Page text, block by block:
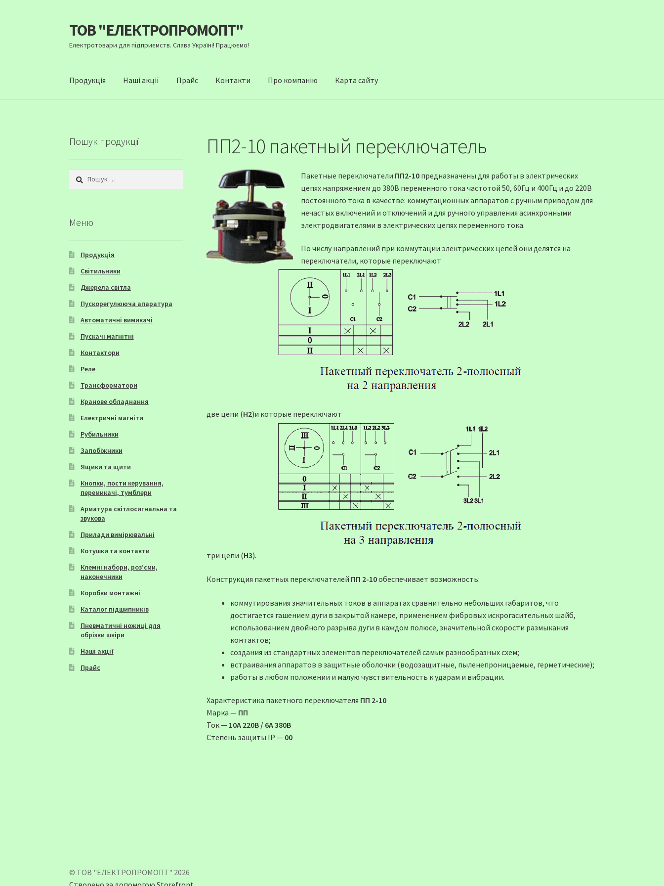
Перейти
до
навігації
Перейти
до
вмісту
ТОВ "ЕЛЕКТРОПРОМОПТ"
Електротовари для підприємств. Слава Україні! Працюємо!
Продукція Наші акції Прайс Контакти Про компанію Карта сайту
ПП2-10 пакетный переключатель
Пакетные переключатели ПП2-10предназначены для работы в электрических
цепях напряжением до 380В переменного тока частотой 50, 60Гц и 400Гц и до 220В
постоянного тока в качестве: коммутационных аппаратов с ручным приводом для
нечастых включений и отключений и для ручного управления асинхронными
электродвигателями в электрических цепях переменного тока.
По числу направлений при коммутации электрических цепей они делятся на
переключатели, которые переключают
две цепи (Н2)и которые переключают
три цепи (Н3).
Конструкция пакетных переключателей ПП 2-10обеспечивает возможность:
коммутирования значительных токов в аппаратах сравнительно небольших габаритов, что
достигается гашением дуги в закрытой камере, применением фибровых искрогасительных шайб,
использованием двойного разрыва дуги в каждом полюсе, значительной скорости размыкания
контактов;
создания из стандартных элементов переключателей самых разнообразных схем;
встраивания аппаратов в защитные оболочки (водозащитные, пыленепроницаемые, герметические);
работы в любом положении и малую чувствительность к ударам и вибрации.
Характеристика пакетного переключателя ПП 2-10
Марка — ПП
Ток — 10А 220В / 6А 380В
Степень защиты ІР — 00
Пошук продукції
Пошук:
Меню
Продукція
Світильники
Джерела світла
Пускорегулююча апаратура
Автоматичні вимикачі
Пускачі магнітні
Контактори
Реле
Трансформатори
Кранове обладнання
Електричні магніти
Рубильники
Запобіжники
Ящики та щити
Кнопки, пости керування,
перемикачі, тумблери
Арматура світлосигнальна та
звукова
Прилади вимірювальні
Котушки та контакти
Клемні набори, роз’єми,
наконечники
Коробки монтажні
Каталог підшипників
Пневматичні ножиці для
обрізки шкіри
Наші акції
Прайс
© ТОВ "ЕЛЕКТРОПРОМОПТ" 2026